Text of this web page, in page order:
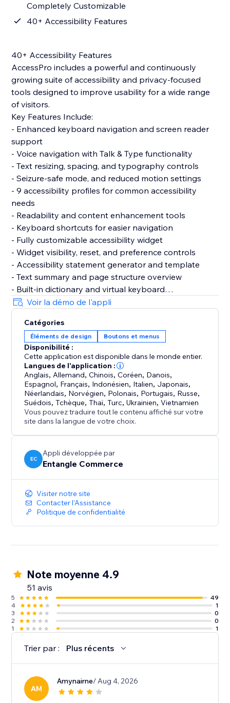
Completely Customizable
40+ Accessibility Features
40+ Accessibility Features
AccessPro includes a powerful and continuously
growing suite of accessibility and privacy-focused
tools designed to improve usability for a wide range
of visitors.
Key Features Include:
- Enhanced keyboard navigation and screen reader
support
- Voice navigation with Talk & Type functionality
- Text resizing, spacing, and typography controls
- Seizure-safe mode, and reduced motion settings
- 9 accessibility profiles for common accessibility
needs
- Readability and content enhancement tools
- Keyboard shortcuts for easier navigation
- Fully customizable accessibility widget
- Widget visibility, reset, and preference controls
- Accessibility statement generator and template
- Text summary and page structure overview
- Built-in dictionary and virtual keyboard
- Motion reduction and media control settings
- Support for 60+ languages
- GDPR & CCPA cookie banner support
- Customizable cookie consent preferences
Why Choose AccessPro?
- Fast and simple installation
- Free plan available
- Cost-effective accessibility support solution
- Suitable for businesses of all sizes
- Designed for both usability and brand flexibility
Voir la démo de l'appli
Catégories
Éléments de design Boutons et menus
Disponibilité :
Cette application est disponible dans le monde entier.
Langues de l'application :
Anglais, Allemand,Chinois,Coréen, Danois,
Espagnol, Français, Indonésien, Italien, Japonais,
Néerlandais, Norvégien, Polonais, Portugais, Russe,
Suédois,Tchèque,Thaï,Turc,Ukrainien,Vietnamien
Vous pouvez traduire tout le contenu affiché sur votre
site dans la langue de votre choix.
EC
Appli développée par
Entangle Commerce
Visiter notre site
Contacter l'Assistance
Politique de confidentialité
Note moyenne 4.9
51 avis
5
49
4
1
3
0
2
0
1
1
Trier par : Plus récents
AM
Amynairne/ Aug 4, 2026